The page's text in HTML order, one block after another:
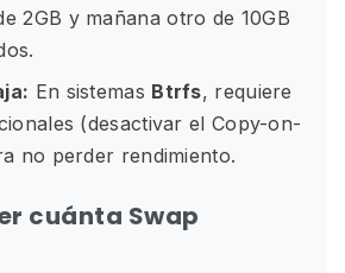
2GB y mañana otro de 10GB
En sistemas Btrfs, requiere
(desactivar el Copy-on-
no perder rendimiento.
cuánta Swap